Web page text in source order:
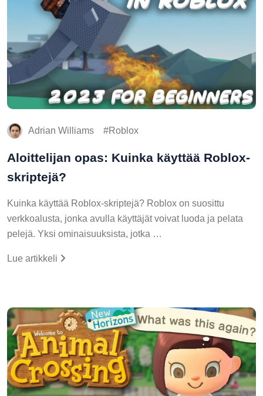
Adrian Williams Roblox
Aloittelijan opas: Kuinka käyttää Roblox-
skriptejä?
Kuinka käyttää Roblox-skriptejä? Roblox on suosittu
verkkoalusta, jonka avulla käyttäjät voivat luoda ja pelata
pelejä. Yksi ominaisuuksista, jotka …
Lue artikkeli